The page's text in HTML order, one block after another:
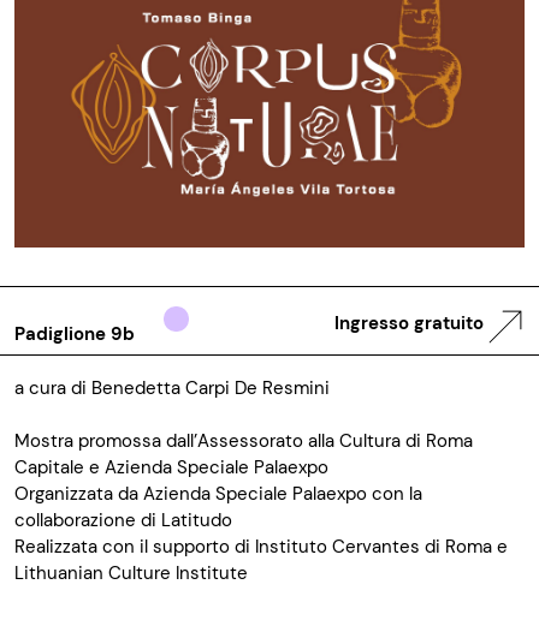
Padiglione 9b Ingresso gratuito
a cura di Benedetta Carpi De Resmini
Mostra promossa dall’Assessorato alla Cultura di Roma
Capitale e Azienda Speciale Palaexpo
Organizzata da Azienda Speciale Palaexpo con la
collaborazione di Latitudo
Realizzata con il supporto di Instituto Cervantes di Roma e
Lithuanian Culture Institute